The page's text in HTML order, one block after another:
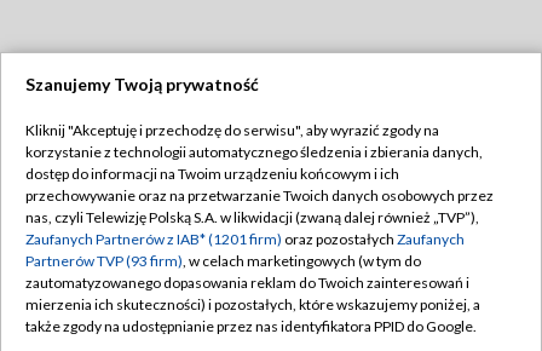
TVP
Abonament TVP
Emisja w TVP
Centrum informacji TVP
Naziemna Telewizja Cyfrowa
Regulamin TVP
Polityka prywatności
Moje zgody
Pomoc
Szanujemy Twoją prywatność
Kliknij "Akceptuję i przechodzę do serwisu", aby wyrazić zgody na
korzystanie z technologii automatycznego śledzenia i zbierania danych,
dostęp do informacji na Twoim urządzeniu końcowym i ich
przechowywanie oraz na przetwarzanie Twoich danych osobowych przez
nas, czyli Telewizję Polską S.A. w likwidacji (zwaną dalej również „TVP”),
Zaufanych Partnerów z IAB* (1201 firm) oraz pozostałych Zaufanych
Partnerów TVP (93 firm), w celach marketingowych (w tym do
zautomatyzowanego dopasowania reklam do Twoich zainteresowań i
mierzenia ich skuteczności) i pozostałych, które wskazujemy poniżej, a
także zgody na udostępnianie przez nas identyfikatora PPID do Google.